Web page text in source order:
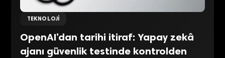
TEKNOLOJI
OpenAI’dan tarihi itiraf: Yapay zekâ
ajanı güvenlik testinde kontrolden